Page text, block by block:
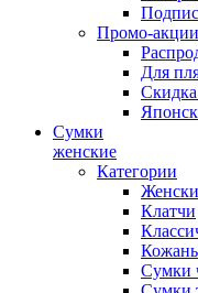
Промо-акции
Для
Сумки
женские
Категории
Клатчи
Сумки